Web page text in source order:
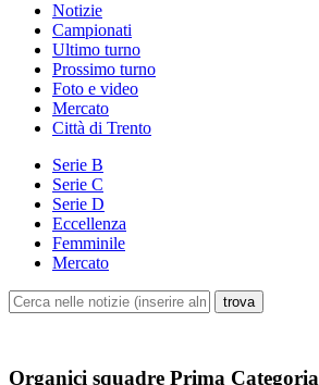
Notizie
Campionati
Ultimo turno
Prossimo turno
Foto e video
Mercato
Città di Trento
Serie B
Serie C
Serie D
Eccellenza
Femminile
Mercato
Organici squadre Prima Categoria